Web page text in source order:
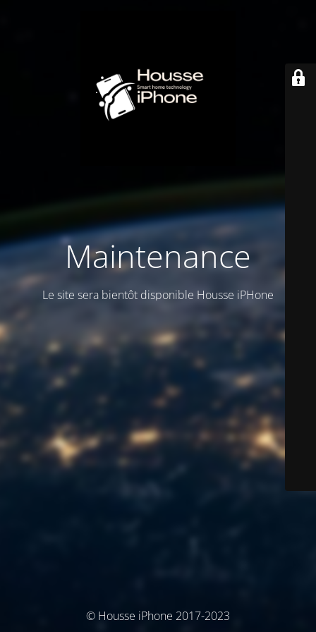
Maintenance
Le site sera bientôt disponible Housse iPHone
© Housse iPhone 2017-2023